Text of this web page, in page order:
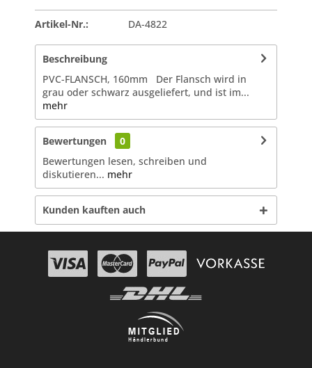
Artikel-Nr.: DA-4822
Beschreibung
PVC-FLANSCH, 160mm Der Flansch wird in
grau oder schwarz ausgeliefert, und ist im...
mehr
Bewertungen
0
Bewertungen lesen, schreiben und
diskutieren... mehr
Kunden kauften auch